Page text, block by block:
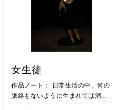
女生徒
作品ノート： 日常生活の中、何の
脈絡もないように生まれては消え